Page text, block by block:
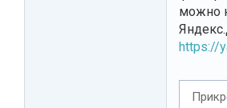
можно
https://